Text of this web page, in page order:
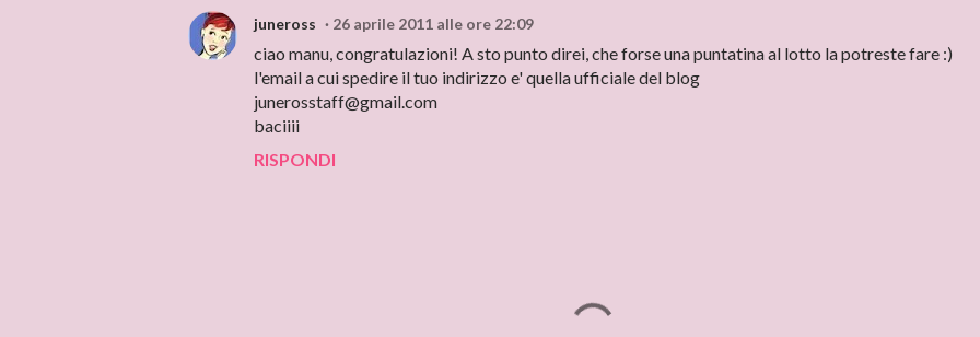
juneross 26 aprile 2011 alle ore 22:09
ciao manu, congratulazioni! A sto punto direi, che forse una puntatina al lotto la potreste fare :)
l'email a cui spedire il tuo indirizzo e' quella ufficiale del blog
junerosstaff@gmail.com
baciiii
RISPONDI